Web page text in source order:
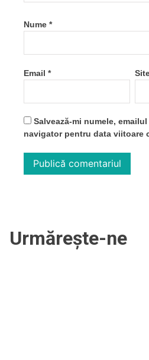
Nume *
Email *
Salvează-mi numele,
navigator pentru data viitoare
Urmărește-ne